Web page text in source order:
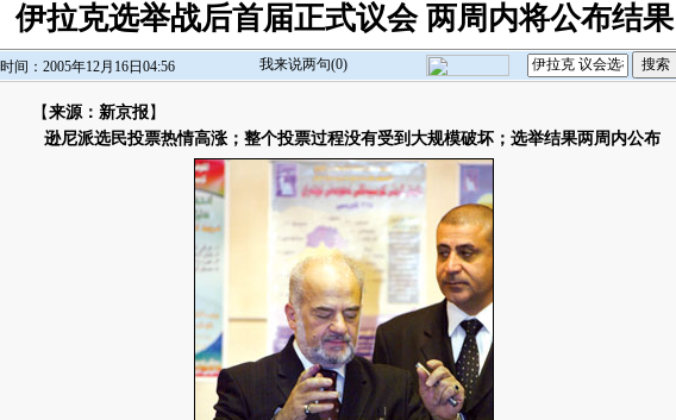
伊拉克选举战后首届正式议会 两周内将公布结果
时间：2005年12月16日04:56 我来说两句(0)
【来源：新京报】
逊尼派选民投票热情高涨；整个投票过程没有受到大规模破坏；选举结果两周内公布